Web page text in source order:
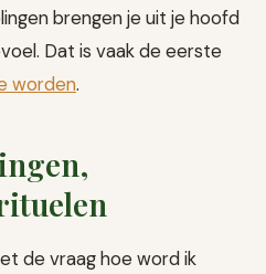
brengen je uit je hoofd
Dat is vaak de eerste
worden.
de vraag hoe word ik